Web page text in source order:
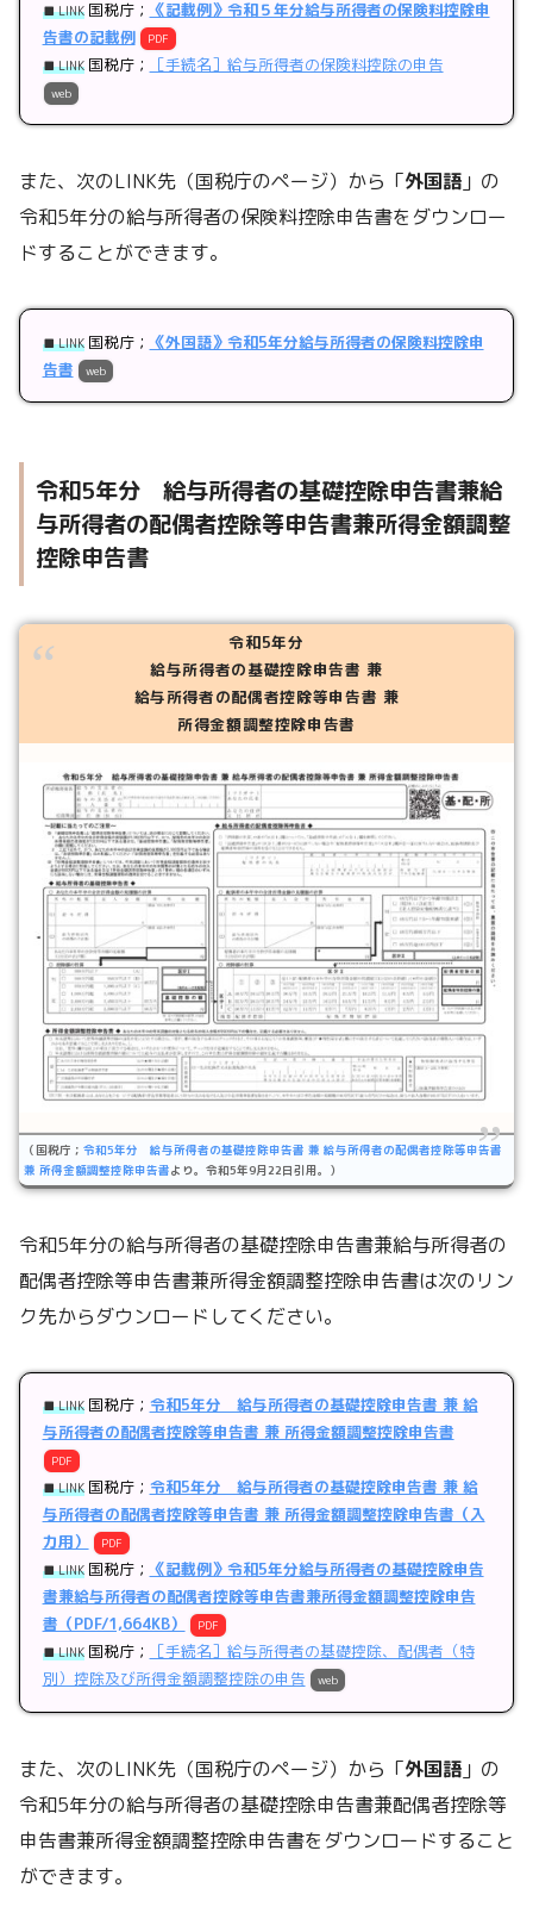
■ LINK国税庁； 《記載例》令和５年分給与所得者の保険料控除申
告書の記載例
PDF
■ LINK国税庁； ［手続名］給与所得者の保険料控除の申告
web
また、次のLINK先（国税庁のページ）から「外国語 」の
令和5年分の給与所得者の保険料控除申告書をダウンロー
ドすることができます。
■ LINK国税庁； 《外国語》令和5年分給与所得者の保険料控除申
告書
web
令和5年分 給与所得者の基礎控除申告書兼給
与所得者の配偶者控除等申告書兼所得金額調整
控除申告書
令和5年分
給与所得者の基礎控除申告書 兼
給与所得者の配偶者控除等申告書 兼
所得金額調整控除申告書
（国税庁； 令和5年分 給与所得者の基礎控除申告書 兼 給与所得者の配偶者控除等申告書
兼 所得金額調整控除申告書より。令和5年9月22日引用。）
令和5年分の給与所得者の基礎控除申告書兼給与所得者の
配偶者控除等申告書兼所得金額調整控除申告書は次のリン
ク先からダウンロードしてください。
■ LINK国税庁； 令和5年分 給与所得者の基礎控除申告書 兼 給
与所得者の配偶者控除等申告書 兼 所得金額調整控除申告書
PDF
■ LINK国税庁； 令和5年分 給与所得者の基礎控除申告書 兼 給
与所得者の配偶者控除等申告書 兼 所得金額調整控除申告書（入
力用）
PDF
■ LINK国税庁； 《記載例》令和5年分給与所得者の基礎控除申告
書兼給与所得者の配偶者控除等申告書兼所得金額調整控除申告
書（PDF/1,664KB）
PDF
■ LINK国税庁；
［手続名］給与所得者の基礎控除、配偶者（特
別）控除及び所得金額調整控除の申告
web
また、次のLINK先（国税庁のページ）から「外国語 」の
令和5年分の給与所得者の基礎控除申告書兼配偶者控除等
申告書兼所得金額調整控除申告書をダウンロードすること
ができます。